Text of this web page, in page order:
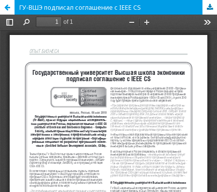
ГУ-ВШЭ подписал соглашение с IEEE CS